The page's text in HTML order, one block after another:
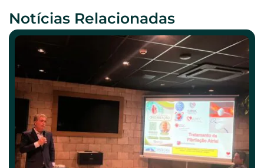
Notícias Relacionadas